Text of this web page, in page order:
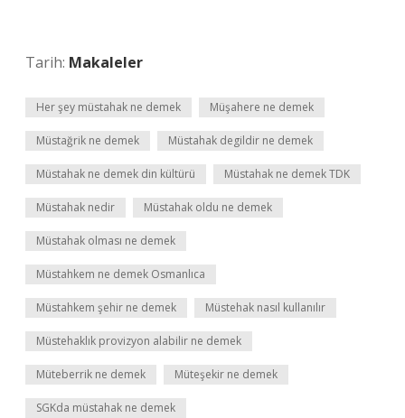
Tarih: Makaleler
Her şey müstahak ne demek Müşahere ne demek
Müstağrik ne demek Müstahak degildir ne demek
Müstahak ne demek din kültürü Müstahak ne demek TDK
Müstahak nedir Müstahak oldu ne demek
Müstahak olması ne demek
Müstahkem ne demek Osmanlıca
Müstahkem şehir ne demek Müstehak nasıl kullanılır
Müstehaklık provizyon alabilir ne demek
Müteberrik ne demek Müteşekir ne demek
SGKda müstahak ne demek